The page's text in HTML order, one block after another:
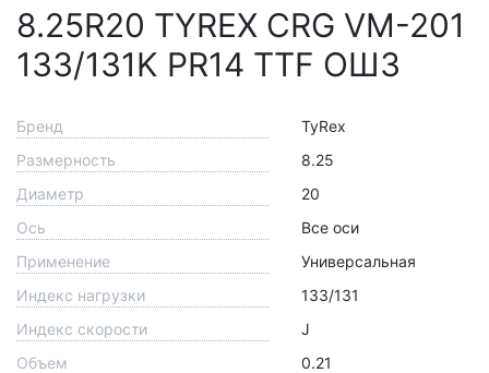
8.25R20 TYREX CRG VM-201
133/131K PR14 TTF ОШЗ
Бренд
TyRex
Размерность
8.25
Диаметр
20
Ось
Все оси
Применение
Универсальная
Индекс нагрузки
133/131
Индекс скорости
J
Объем
0.21